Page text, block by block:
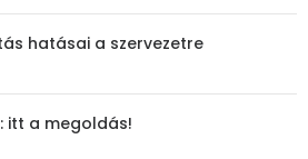
hatásai a szervezetre
itt a megoldás!